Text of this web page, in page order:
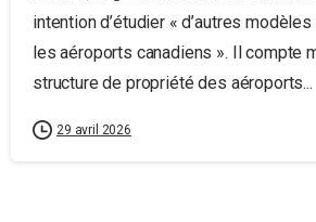
intention d’étudier « d’autres
les aéroports canadiens ». Il compte
structure de propriété des aéroports...
29 avril 2026